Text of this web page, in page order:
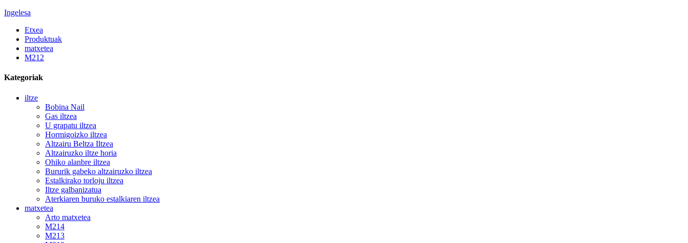
Ingelesa
Etxea
Produktuak
matxetea
M212
Kategoriak
iltze
Bobina Nail
Gas iltzea
U grapatu iltzea
Hormigoizko iltzea
Altzairu Beltza Iltzea
Altzairuzko iltze horia
Ohiko alanbre iltzea
Bururik gabeko altzairuzko iltzea
Estalkirako torloju iltzea
Iltze galbanizatua
Aterkiaren buruko estalkiaren iltzea
matxetea
Arto matxetea
M214
M213